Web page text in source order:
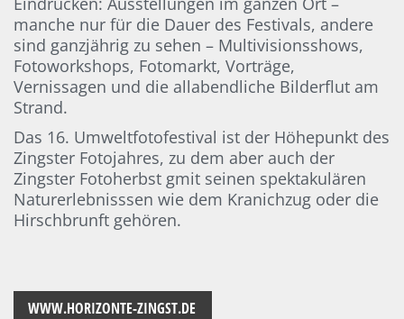
manche nur für die Dauer des Festivals, andere
sind ganzjährig zu sehen – Multivisionsshows,
Fotoworkshops, Fotomarkt, Vorträge,
Vernissagen und die allabendliche Bilderflut am
Strand.
Das 16. Umweltfotofestival ist der Höhepunkt des
Zingster Fotojahres, zu dem aber auch der
Zingster Fotoherbst gmit seinen spektakulären
Naturerlebnisssen wie dem Kranichzug oder die
Hirschbrunft gehören.
WWW.HORIZONTE-ZINGST.DE